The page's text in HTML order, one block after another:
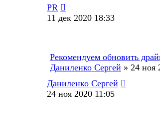
PR
11 дек 2020 18:33
Рекомендуем обновить
Даниленко Сергей » 24 ноя
Даниленко Сергей
24 ноя 2020 11:05